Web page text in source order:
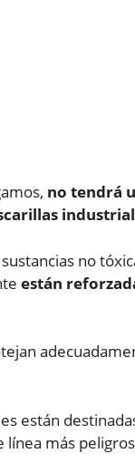
no tendrá
no
están
están
más